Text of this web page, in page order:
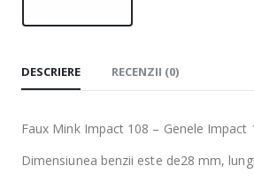
DESCRIERE RECENZII (0)
Faux Mink Impact 108 – Genele
Dimensiunea benzii este de28 mm,